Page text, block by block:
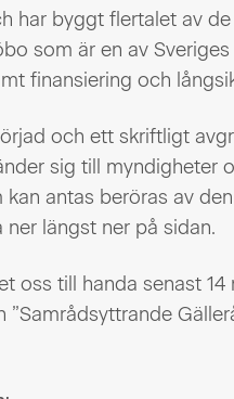
har byggt flertalet av de
som är en av
finansiering och
och ett skriftligt
sig till myndigheter
antas beröras av
längst ner på sidan.
oss till handa senast 14